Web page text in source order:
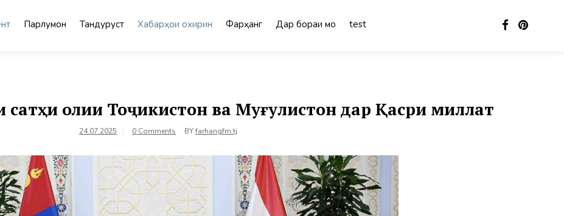
Парлумон Тандурустӣ Хабарҳои охирин Фарҳанг Дар бораи мо test
олии Тоҷикистон ва Муғулистон дар Қасри миллат
24.07.2025 0 Comments BYfarhangfm.tj